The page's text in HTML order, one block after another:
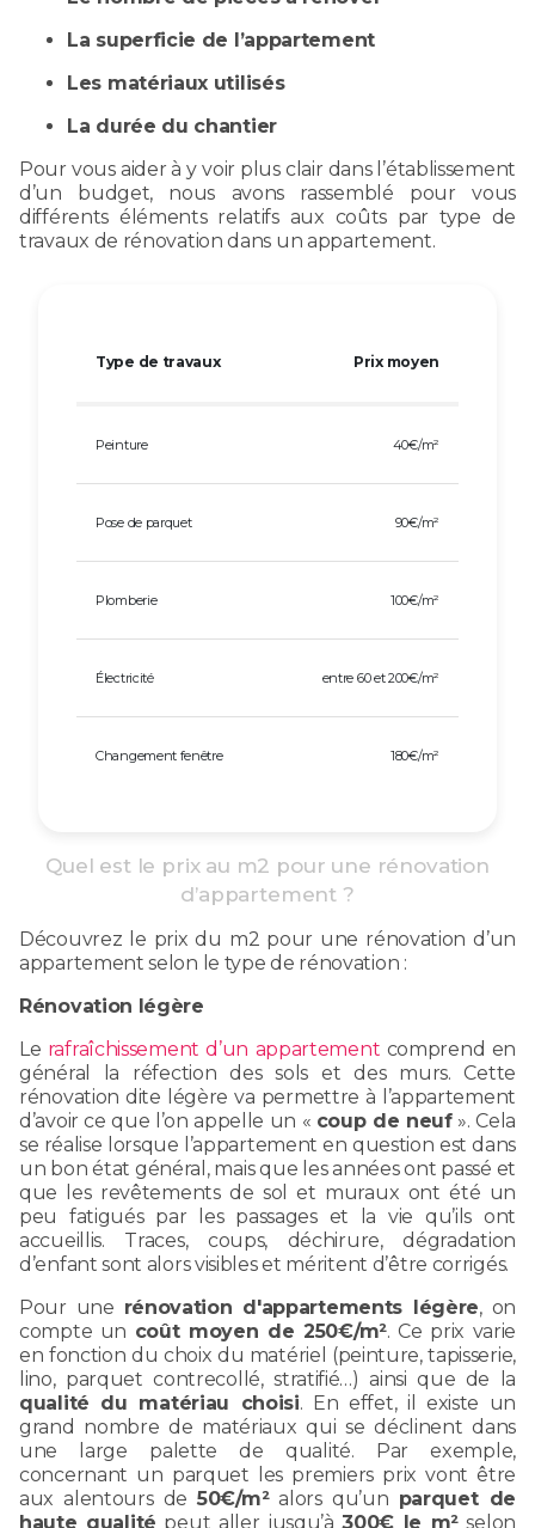
La superficie de l’appartement
Les matériaux utilisés
La durée du chantier
Pour vous aider à y voir plus clair dans l’établissement
d’un budget, nous avons rassemblé pour vous
différents éléments relatifs aux coûts par type de
travaux de rénovation dans un appartement.
Type de travaux Prix moyen
Peinture 40€/m²
Pose de parquet 90€/m²
Plomberie 100€/m²
Électricité entre 60 et 200€/m²
Changement fenêtre 180€/m²
Quel est le prix au m2 pour une rénovation
d’appartement ?
Découvrez le prix du m2 pour une rénovation d’un
appartement selon le type de rénovation :
Rénovation légère
Le rafraîchissement d’un appartement comprend en
général la réfection des sols et des murs. Cette
rénovation dite légère va permettre à l’appartement
d’avoir ce que l’on appelle un « coup de neuf». Cela
se réalise lorsque l’appartement en question est dans
un bon état général, mais que les années ont passé et
que les revêtements de sol et muraux ont été un
peu fatigués par les passages et la vie qu’ils ont
accueillis. Traces, coups, déchirure, dégradation
d’enfant sont alors visibles et méritent d’être corrigés.
Pour une rénovation d'appartements légère, on
compte un coût moyen de 250€/m². Ce prix varie
en fonction du choix du matériel (peinture, tapisserie,
lino, parquet contrecollé, stratifié…) ainsi que de la
qualité du matériau choisi. En effet, il existe un
grand nombre de matériaux qui se déclinent dans
une large palette de qualité. Par exemple,
concernant un parquet les premiers prix vont être
aux alentours de50€/m²alors qu’un parquet de
haute qualité peut aller jusqu’à300€ le m²selon